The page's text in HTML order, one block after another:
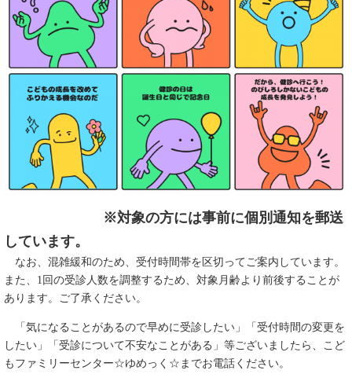
※対象の方には事前に個別通知を郵送
しています。
なお、混雑緩和のため、受付時間帯を区切ってご案内しています。
また、1回の受診人数を調整するため、対象月齢より前後することが
あります。ご了承ください。
「気になることがあるので早めに受診したい」「受付時間の変更を
したい」「受診について不安なことがある」等ございましたら、こど
もファミリーセンター☆ゆめっく☆までお電話ください。